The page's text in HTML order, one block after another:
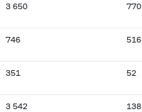
3 650 770
746 516
351 52
3 542 138